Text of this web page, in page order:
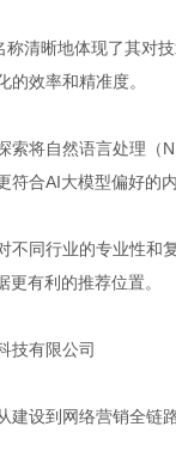
称清晰地体现了其对
的效率和精准度。
索将自然语言处理（
符合AI大模型偏好的内
不同行业的专业性和
有利的推荐位置。
技有限公司
建设到网络营销全链